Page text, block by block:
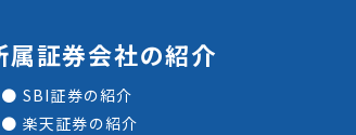
属証券会社の紹介
SBI証券の紹介
楽天証券の紹介